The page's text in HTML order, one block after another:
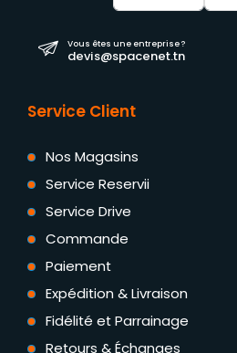
Vous êtes une entreprise ?
devis@spacenet.tn
Service Client
Nos Magasins
Service Reservii
Service Drive
Commande
Paiement
Expédition & Livraison
Fidélité et Parrainage
Retours & Échanges